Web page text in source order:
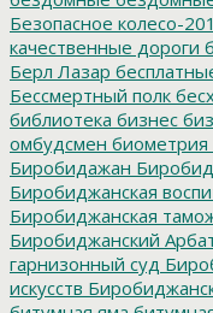
Безопасное колесо-
качественные дороги
Берл Лазар
Бессмертный полк
библиотека бизнес
омбудсмен биометрия
Биробидажан
Биробиджанская
Биробиджанская
Биробиджанский
гарнизонный суд
искусств